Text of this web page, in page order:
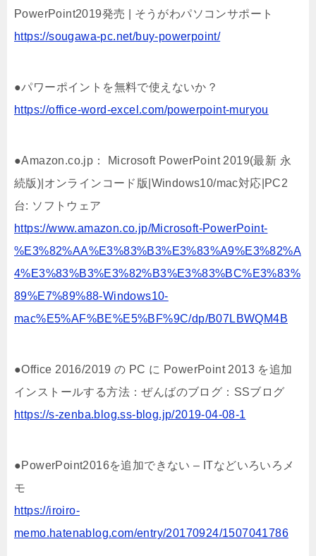
PowerPoint2019発売 | そうがわパソコンサポート
https://sougawa-pc.net/buy-powerpoint/
●パワーポイントを無料で使えないか？
https://office-word-excel.com/powerpoint-muryou
●Amazon.co.jp： Microsoft PowerPoint 2019(最新 永
続版)|オンラインコード版|Windows10/mac対応|PC2
台: ソフトウェア
https://www.amazon.co.jp/Microsoft-PowerPoint-
%E3%82%AA%E3%83%B3%E3%83%A9%E3%82%A
4%E3%83%B3%E3%82%B3%E3%83%BC%E3%83%
89%E7%89%88-Windows10-
mac%E5%AF%BE%E5%BF%9C/dp/B07LBWQM4B
●Office 2016/2019 の PC に PowerPoint 2013 を追加
インストールする方法：ぜんばのブログ：SSブログ
https://s-zenba.blog.ss-blog.jp/2019-04-08-1
●PowerPoint2016を追加できない – ITなどいろいろメ
モ
https://iroiro-
memo.hatenablog.com/entry/20170924/1507041786